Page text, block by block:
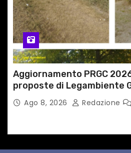
Aggiornamento PRGC
proposte di Legambiente
Ago 8, 2026 Redazione